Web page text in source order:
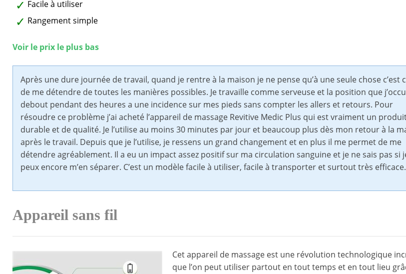
Facile à utiliser
Rangement simple
Voir le prix le plus bas
Après une dure journée de travail, quand je rentre à la maison je ne pense qu’à une seule chose c’est
de me détendre de toutes les manières possibles. Je travaille comme serveuse et la position que
debout pendant des heures a une incidence sur mes pieds sans compter les allers et retours. Pour
résoudre ce problème j’ai acheté l’appareil de massage Revitive Medic Plus qui est vraiment un
durable et de qualité. Je l’utilise au moins 30 minutes par jour et beaucoup plus dès mon retour à la
après le travail. Depuis que je l’utilise, je ressens un grand changement et en plus il me permet de me
détendre agréablement. Il a eu un impact assez positif sur ma circulation sanguine et je ne sais pas si
peux encore m’en séparer. C’est un modèle facile à utiliser, facile à transporter et surtout très efficace.
Appareil sans fil
Cet appareil de massage est une révolution technologique
que l’on peut utiliser partout en tout temps et en tout lieu